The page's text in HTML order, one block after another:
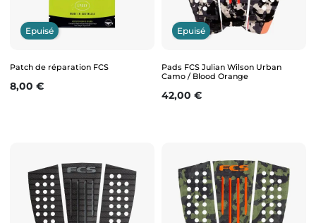
Epuisé
Patch de réparation FCS
Prix
8,00 €
Epuisé
Pads FCS Julian Wilson Urban
Camo / Blood Orange
Prix
42,00 €